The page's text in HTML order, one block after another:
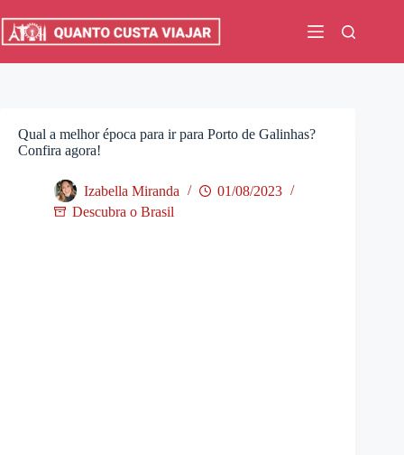
para
Qual a melhor época para ir para Porto de Galinhas?
Confira agora!
Izabella Miranda
01/08/2023
Descubra o Brasil